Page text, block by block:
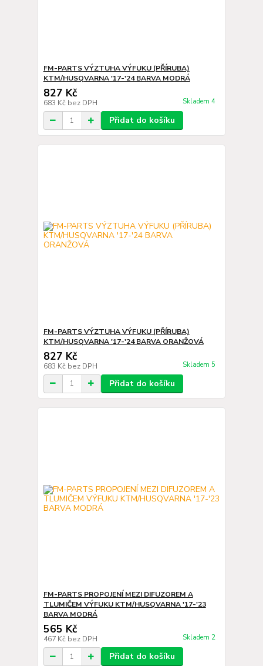
FM-PARTS VÝZTUHA VÝFUKU (PŘÍRUBA)
KTM/HUSQVARNA '17-'24 BARVA MODRÁ
827 Kč
683 Kč bez DPH Skladem 4
Přidat do košíku
FM-PARTS VÝZTUHA VÝFUKU (PŘÍRUBA)
KTM/HUSQVARNA '17-'24 BARVA ORANŽOVÁ
827 Kč
683 Kč bez DPH Skladem 5
Přidat do košíku
FM-PARTS PROPOJENÍ MEZI DIFUZOREM A
TLUMIČEM VÝFUKU KTM/HUSQVARNA '17-'23
BARVA MODRÁ
565 Kč
467 Kč bez DPH Skladem 2
Přidat do košíku